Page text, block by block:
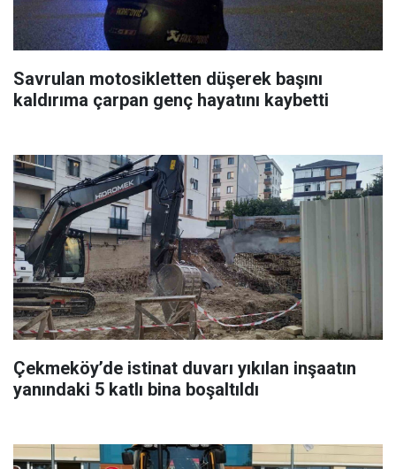
Savrulan motosikletten düşerek başını
kaldırıma çarpan genç hayatını kaybetti
Çekmeköy’de istinat duvarı yıkılan inşaatın
yanındaki 5 katlı bina boşaltıldı